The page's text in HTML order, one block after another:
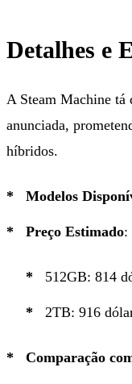
Detalhes e
A Steam Machine tá
anunciada,
híbridos.
Modelos
Preço Estimado:
512GB: 814
2TB: 916
Comparação